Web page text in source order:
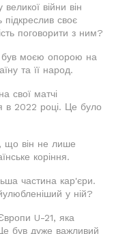
війни він
підкреслив своє
поговорити з ним?
був моєю опорою на
та її народ.
свої матчі
в 2022 році. Це було
що він не лише
коріння.
частина кар'єри.
у ній?
U-21, яка
був дуже важливий